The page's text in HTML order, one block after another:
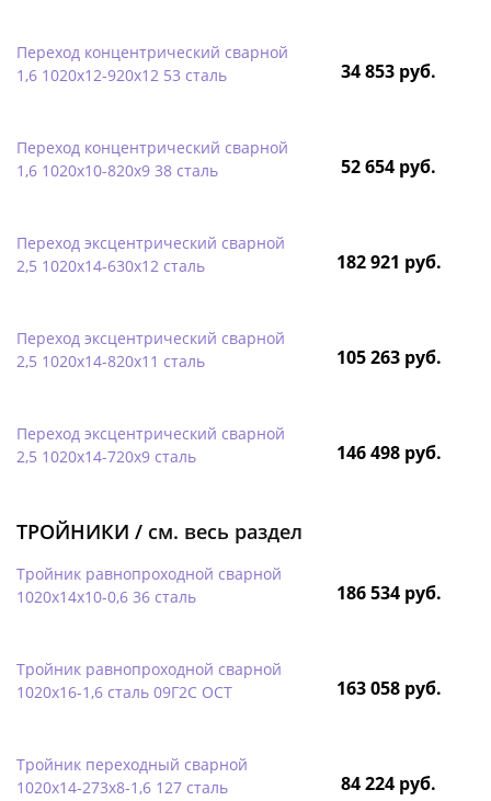
Переход концентрический сварной
1,6 1020х12-920х12 53 сталь
34 853 руб.
Переход концентрический сварной
1,6 1020х10-820х9 38 сталь
52 654 руб.
Переход эксцентрический сварной
2,5 1020х14-630х12 сталь
182 921 руб.
Переход эксцентрический сварной
2,5 1020х14-820х11 сталь
105 263 руб.
Переход эксцентрический сварной
2,5 1020х14-720х9 сталь
146 498 руб.
ТРОЙНИКИ / см. весь раздел
Тройник равнопроходной сварной
1020х14х10-0,6 36 сталь
186 534 руб.
Тройник равнопроходной сварной
1020х16-1,6 сталь 09Г2С ОСТ
163 058 руб.
Тройник переходный сварной
1020х14-273х8-1,6 127 сталь
84 224 руб.